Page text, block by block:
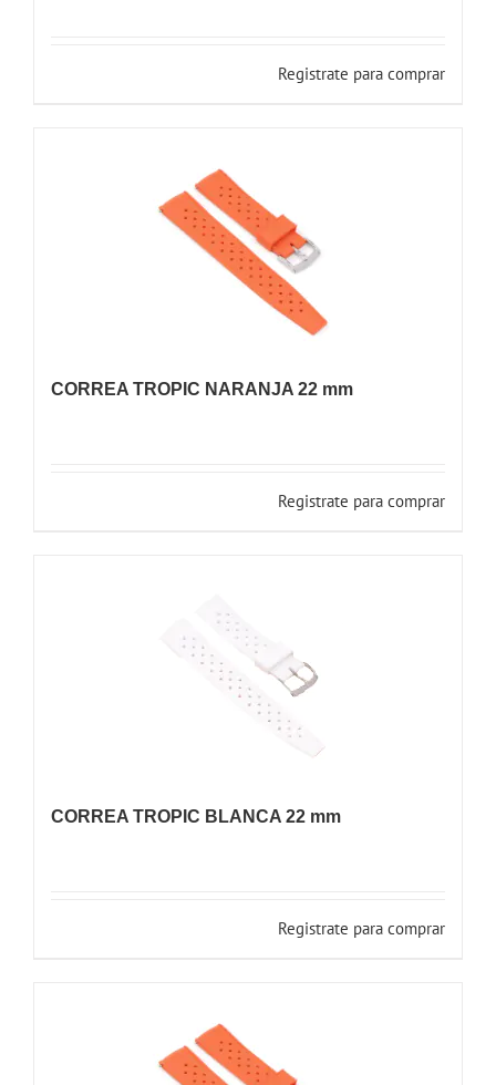
Registrate para comprar
CORREA TROPIC NARANJA 22 mm
Registrate para comprar
CORREA TROPIC BLANCA 22 mm
Registrate para comprar